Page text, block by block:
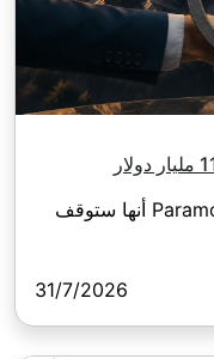
عندما أعلنت شركة Paramount Skydance أنها ستوقف
31/7/2026